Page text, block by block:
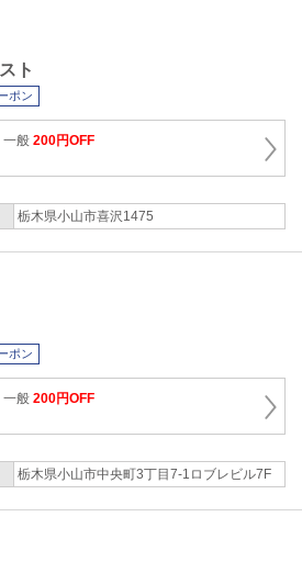
ト
ポン
一般 200円OFF
栃木県小山市喜沢1475
ポン
一般 200円OFF
栃木県小山市中央町3丁目7-1ロブレビル7F